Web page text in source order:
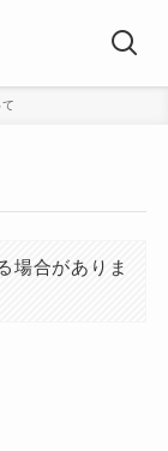
場合がありま